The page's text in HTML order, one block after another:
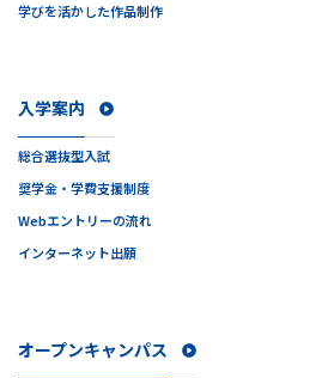
入学案内
総合選抜型入試
奨学金・学費支援制度
Webエントリーの流れ
インターネット出願
学びを活かした作品制作
オープンキャンパス